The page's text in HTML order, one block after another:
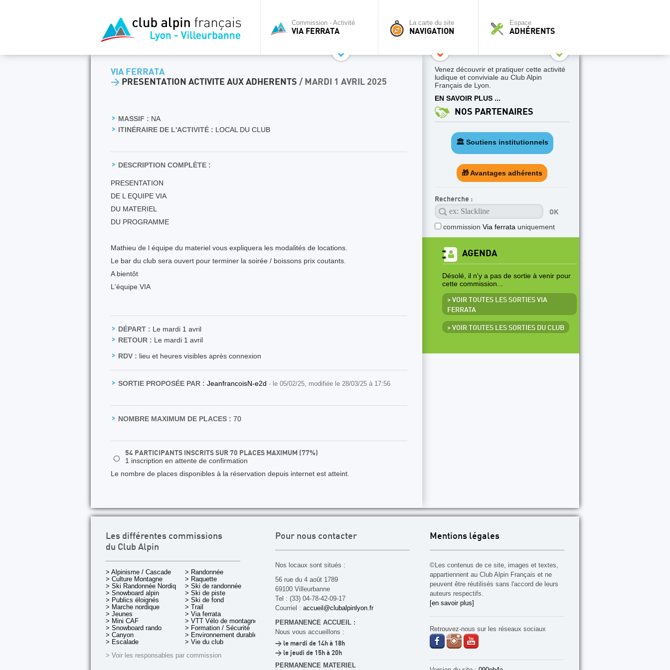
Commission - Activité
VIA FERRATA
La carte du site
NAVIGATION
Espace
ADHÉRENTS
VIA FERRATA
> PRESENTATION ACTIVITE AUX ADHERENTS / MARDI 1 AVRIL 2025
MASSIF : NA
ITINÉRAIRE DE L'ACTIVITÉ : LOCAL DU CLUB
DESCRIPTION COMPLÈTE :
PRESENTATION
DE L EQUIPE VIA
DU MATERIEL
DU PROGRAMME
Mathieu de l équipe du materiel vous expliquera les modalités de locations.
Le bar du club sera ouvert pour terminer la soirée / boissons prix coutants.
A bientôt
L'équipe VIA
DÉPART : Le mardi 1 avril
RETOUR : Le mardi 1 avril
RDV : lieu et heures visibles après connexion
SORTIE PROPOSÉE PAR : JeanfrancoisN-e2d - le 05/02/25, modifiée le 28/03/25 à 17:56
NOMBRE MAXIMUM DE PLACES : 70
⚪
54 PARTICIPANTS INSCRITS SUR 70 PLACES MAXIMUM (77%)
1 inscription en attente de confirmation
Le nombre de places disponibles à la réservation depuis internet est atteint.
Venez découvrir et pratiquer cette activité
ludique et conviviale au Club Alpin
Français de Lyon.
EN SAVOIR PLUS ...
NOS PARTENAIRES
🏛️ Soutiens institutionnels
🎁 Avantages adhérents
Recherche :
commission Via ferrata uniquement
AGENDA
Désolé, il n'y a pas de sortie à venir pour
cette commission...
> VOIR TOUTES LES SORTIES VIA
FERRATA
> VOIR TOUTES LES SORTIES DU CLUB
Les différentes commissions
du Club Alpin
> Alpinisme / Cascade
> Culture Montagne
> Ski Randonnée Nordique
> Snowboard alpin
> Publics éloignés
> Marche nordique
> Jeunes
> Mini CAF
> Snowboard rando
> Canyon
> Escalade
> Randonnée
> Raquette
> Ski de randonnée
> Ski de piste
> Ski de fond
> Trail
> Via ferrata
> VTT Vélo de montagne
> Formation / Sécurité
> Environnement durable
> Vie du club
> Voir les responsables par commission
Pour nous contacter
Nos locaux sont situés :
56 rue du 4 août 1789
69100 Villeurbanne
Tel : (33) 04-78-42-09-17
Courriel : accueil@clubalpinlyon.fr
PERMANENCE ACCUEIL :
Nous vous accueillons :
> le mardi de 14h à 18h
> le jeudi de 15h à 20h
PERMANENCE MATERIEL
Mentions légales
©Les contenus de ce site, images et textes,
appartiennent au Club Alpin Français et ne
peuvent être réutilisés sans l'accord de leurs
auteurs respectifs.
[en savoir plus]
Retrouvez-nous sur les réseaux sociaux